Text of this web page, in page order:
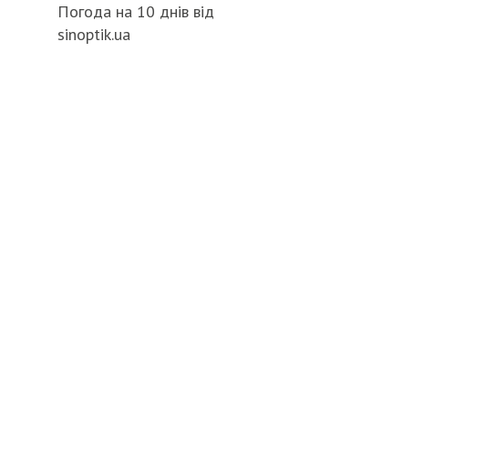
Погода на 10 днів від
sinoptik.ua